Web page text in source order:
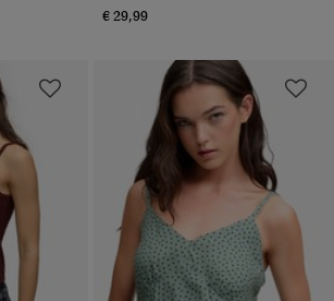
€ 29,99